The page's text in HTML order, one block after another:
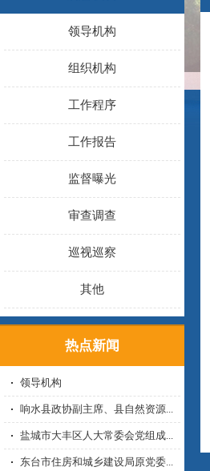
领导机构
组织机构
工作程序
工作报告
监督曝光
审查调查
巡视巡察
其他
热点新闻
领导机构
响水县政协副主席、县自然资源...
盐城市大丰区人大常委会党组成...
东台市住房和城乡建设局原党委...